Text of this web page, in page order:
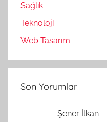
Sağlık
Teknoloji
Web Tasarım
Son Yorumlar
Şener İlkan -